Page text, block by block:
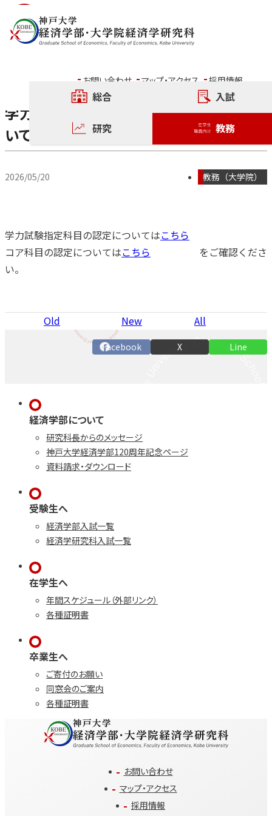
お問い合わせ マップ・アクセス 採用情報
総合 入試
研究 教務
ニュース
学力試験指定科目・コア科目の認定につ
いて
2026/05/20 教務（大学院）
学力試験指定科目の認定についてはこちら
コア科目の認定についてはこちら
をご確認くださ
い。
Old All
New
Facebook X Line
経済学部について
研究科長からのメッセージ
神戸大学経済学部120周年記念ページ
資料請求・ダウンロード
受験生へ
経済学部入試一覧
経済学研究科入試一覧
在学生へ
年間スケジュール（外部リンク）
各種証明書
卒業生へ
ご寄付のお願い
同窓会のご案内
各種証明書
お問い合わせ
マップ・アクセス
採用情報